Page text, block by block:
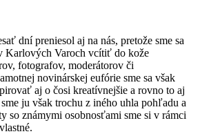
dní preniesol aj na nás, pretože sme sa
Karlových Varoch vcítiť do kože
fotografov, moderátorov či
novinárskej eufórie sme sa však
aj o čosi kreatívnejšie a rovno to aj
ju však trochu z iného uhla pohľadu a
so známymi osobnosťami sme si v rámci